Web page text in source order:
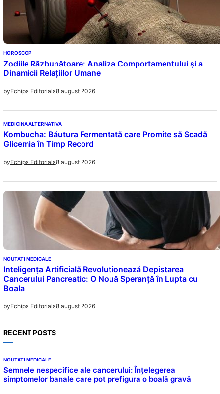
HOROSCOP
Zodiile Răzbunătoare: Analiza Comportamentului și a
Dinamicii Relațiilor Umane
byEchipa Editoriala8 august 2026
MEDICINA ALTERNATIVA
Kombucha: Băutura Fermentată care Promite să Scadă
Glicemia în Timp Record
byEchipa Editoriala8 august 2026
NOUTATI MEDICALE
Inteligența Artificială Revoluționează Depistarea
Cancerului Pancreatic: O Nouă Speranță în Lupta cu
Boala
byEchipa Editoriala8 august 2026
RECENT POSTS
NOUTATI MEDICALE
Semnele nespecifice ale cancerului: Înțelegerea
simptomelor banale care pot prefigura o boală gravă